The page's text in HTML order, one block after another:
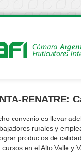
RENATRE:
convenio es llevar
rurales y
productos de
cursos en el Alto Valle y